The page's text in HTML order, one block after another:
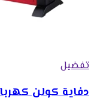
تفضيل